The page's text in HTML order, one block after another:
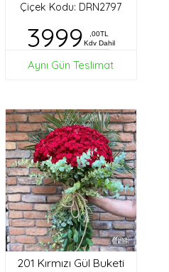
Çiçek Kodu: DRN2797
3999
,00TL
Kdv Dahil
Aynı Gün Teslimat
201 Kırmızı Gül Buketi